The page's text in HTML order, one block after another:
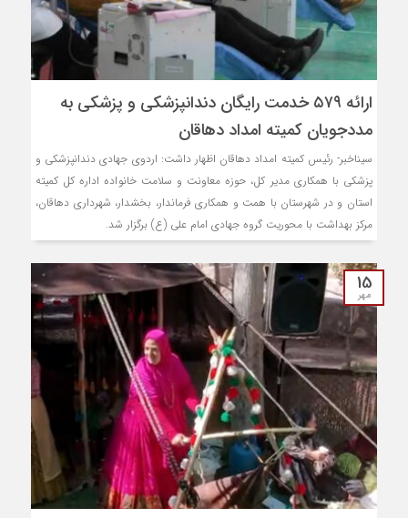
ارائه ۵۷۹ خدمت رایگان دندانپزشکی و پزشکی به
مددجویان کمیته امداد دهاقان
سیناخبر- رئیس کمیته امداد دهاقان اظهار داشت: اردوی جهادی دندانپزشکی و
پزشکی با همکاری مدیر کل، حوزه معاونت و سلامت خانواده اداره کل کمیته
استان و در شهرستان با همت و همکاری فرماندار، بخشدار، شهرداری دهاقان،
مرکز بهداشت با محوریت گروه جهادی امام علی (ع) برگزار شد.
15
مهر